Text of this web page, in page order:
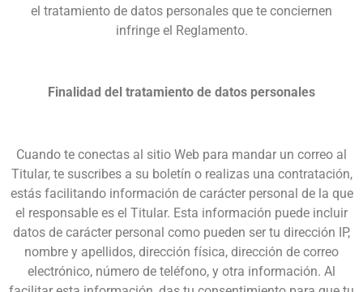
el tratamiento de datos personales que te conciernen
infringe el Reglamento.
Finalidad del tratamiento de datos personales
Cuando te conectas al sitio Web para mandar un correo al
Titular, te suscribes a su boletín o realizas una contratación,
estás facilitando información de carácter personal de la que
el responsable es el Titular. Esta información puede incluir
datos de carácter personal como pueden ser tu dirección IP,
nombre y apellidos, dirección física, dirección de correo
electrónico, número de teléfono, y otra información. Al